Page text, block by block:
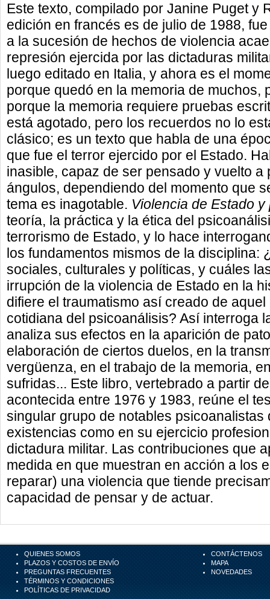
Este texto, compilado por Janine Puget y
edición en francés es de julio de 1988,
a la sucesión de hechos de violencia
represión ejercida por las dictaduras
luego editado en Italia, y ahora es el
porque quedó en la memoria de muchos,
porque la memoria requiere pruebas
está agotado, pero los recuerdos no lo
clásico; es un texto que habla de una
que fue el terror ejercido por el Estado.
inasible, capaz de ser pensado y vuelto
ángulos, dependiendo del momento que
tema es inagotable. Violencia de Estado
teoría, la práctica y la ética del
terrorismo de Estado, y lo hace
los fundamentos mismos de la disciplina:
sociales, culturales y políticas, y cuáles
irrupción de la violencia de Estado en la
difiere el traumatismo así creado de
cotidiana del psicoanálisis? Así interroga
analiza sus efectos en la aparición de
elaboración de ciertos duelos, en la
vergüenza, en el trabajo de la memoria,
sufridas... Este libro, vertebrado a partir
acontecida entre 1976 y 1983, reúne el
singular grupo de notables
existencias como en su ejercicio
dictadura militar. Las contribuciones que
medida en que muestran en acción a los
reparar) una violencia que tiende
capacidad de pensar y de actuar.
QUIENES SOMOS
PLAZOS Y COSTOS DE ENVÍO
PREGUNTAS FRECUENTES
TÉRMINOS Y CONDICIONES
POLÍTICAS DE PRIVACIDAD
CONTÁCTENOS
MAPA
NOVEDADES